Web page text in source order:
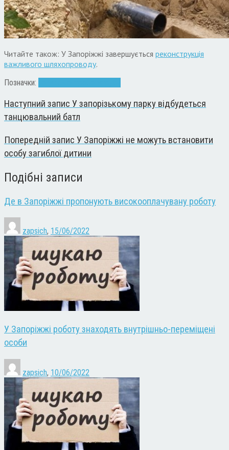
Читайте також: У Запоріжжі завершується реконструкція
важливого шляхопроводу.
Позначки:
Наступний запис У запорізькому парку відбудеться
танцювальний батл
Попередній запис У Запоріжжі не можуть встановити
особу загиблої дитини
Подібні записи
Де в Запоріжжі пропонують високооплачувану роботу
zapsich, 15/06/2022
У Запоріжжі роботу знаходять внутрішньо-переміщені
особи
zapsich, 10/06/2022